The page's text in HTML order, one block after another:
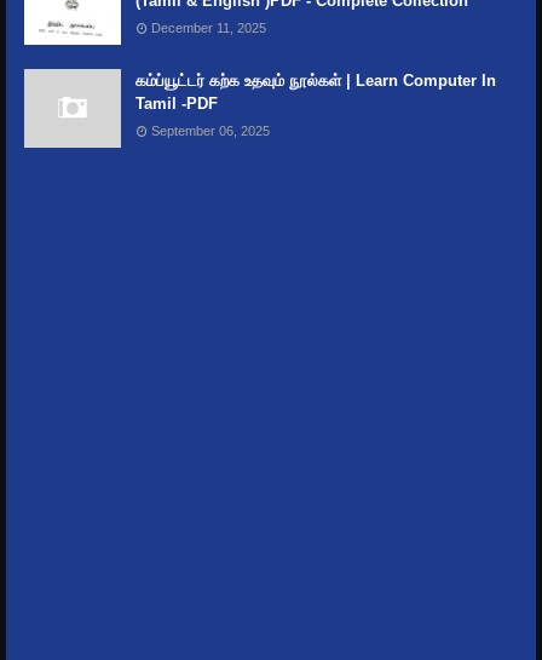
December 11, 2025
கம்ப்யூட்டர் கற்க உதவும் நூல்கள் | Learn Computer In
Tamil -PDF
September 06, 2025